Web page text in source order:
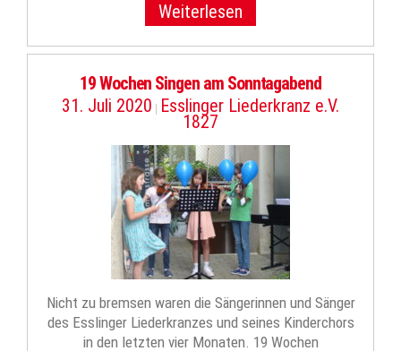
Weiterlesen
19 Wochen Singen am Sonntagabend
31. Juli 2020 | Esslinger Liederkranz e.V.
1827
Nicht zu bremsen waren die Sängerinnen und Sänger
des Esslinger Liederkranzes und seines Kinderchors
in den letzten vier Monaten. 19 Wochen